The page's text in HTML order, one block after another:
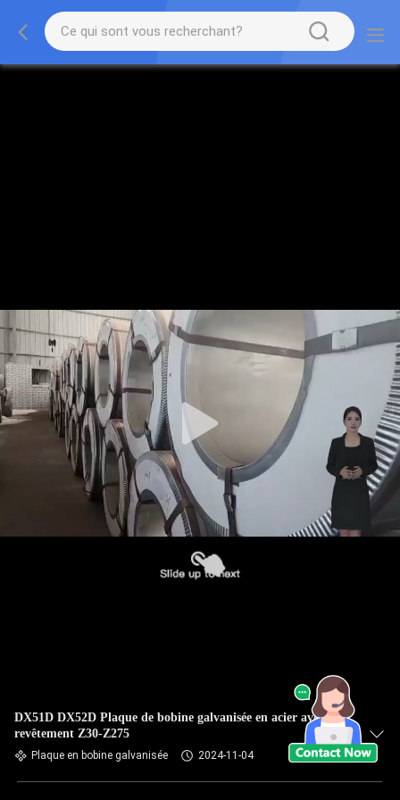
DX51D DX52D Plaque de bobine galvanisée en acier avec
revêtement Z30-Z275
Plaque en bobine galvanisée 2024-11-04